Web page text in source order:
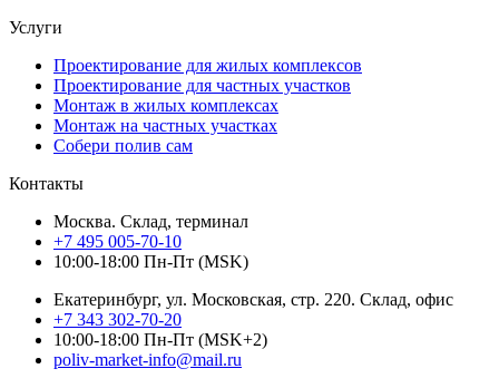
Услуги
Проектирование для жилых комплексов
Проектирование для частных участков
Монтаж в жилых комплексах
Монтаж на частных участках
Собери полив сам
Контакты
Москва. Склад, терминал
+7 495 005-70-10
10:00-18:00 Пн-Пт (MSK)
Екатеринбург, ул. Московская, стр. 220. Склад, офис
+7 343 302-70-20
10:00-18:00 Пн-Пт (MSK+2)
poliv-market-info@mail.ru